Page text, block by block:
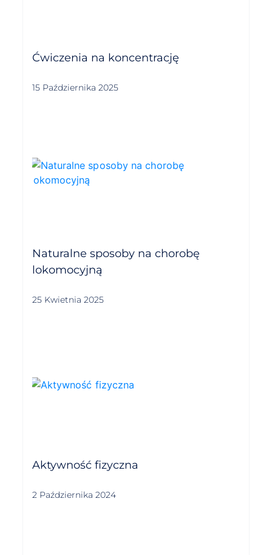
Ćwiczenia na koncentrację
15 Października 2025
Naturalne sposoby na chorobę
lokomocyjną
25 Kwietnia 2025
Aktywność fizyczna
2 Października 2024